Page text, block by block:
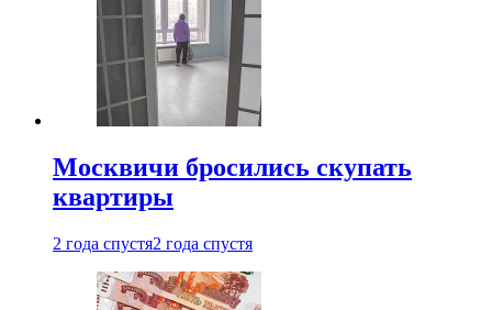
Москвичи бросились скупать
квартиры
2 года спустя2 года спустя